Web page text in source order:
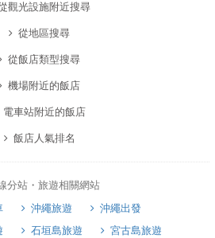
觀光設施附近搜尋
從地區搜尋
從飯店類型搜尋
機場附近的飯店
電車站附近的飯店
飯店人氣排名
站・旅遊相關網站
沖繩旅遊
沖繩出發
石垣島旅遊 宮古島旅遊